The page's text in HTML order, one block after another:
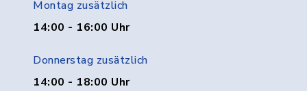
Montag zusätzlich
14:00 - 16:00 Uhr
Donnerstag zusätzlich
14:00 - 18:00 Uhr